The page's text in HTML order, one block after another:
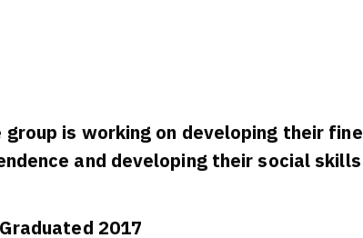
is working on developing their fine
and developing their social skills
Graduated 2017